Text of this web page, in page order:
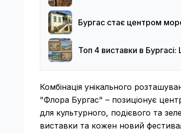
Бургас стає центром
Топ 4 виставки в
Комбінація унікального
"Флора Бургас" – позиціонує
для культурного, подієвого та
виставки та кожен новий